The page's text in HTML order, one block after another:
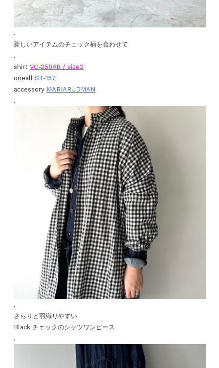
.
新しいアイテムのチェック柄を合わせて
.
shirt VC-2504B / size2
oneall ST-157
accessory MARIARUDMAN
.
.
さらりと羽織りやすい
Black チェックのシャツワンピース
.